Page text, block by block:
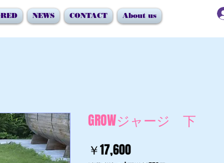
NEWS CONTACT About us
GROWジャージ 下
￥17,600価